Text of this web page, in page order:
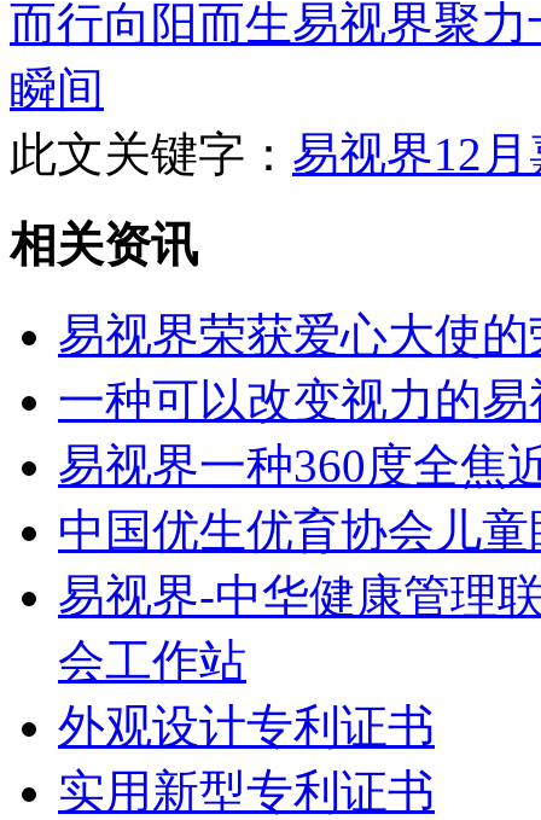
而行向阳而生易视界聚
瞬间
此文关键字： 易视界12
相关资讯
易视界荣获爱心大使的
一种可以改变视力的
易视界一种360度全焦
中国优生优育协会儿
易视界-中华健康管理
会工作站
外观设计专利证书
实用新型专利证书